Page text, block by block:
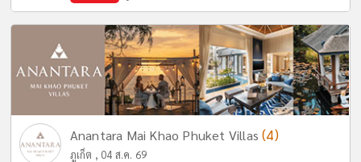
Anantara Mai Khao Phuket Villas(4)
ภูเก็ต , 04 ส.ค. 69